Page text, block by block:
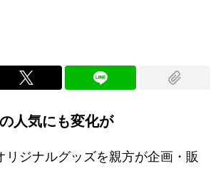
人気にも変化が
ジナルグッズを親方が企画・販